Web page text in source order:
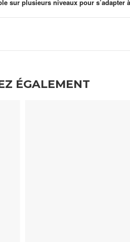
sur plusieurs niveaux pour s’adapter
ÉGALEMENT